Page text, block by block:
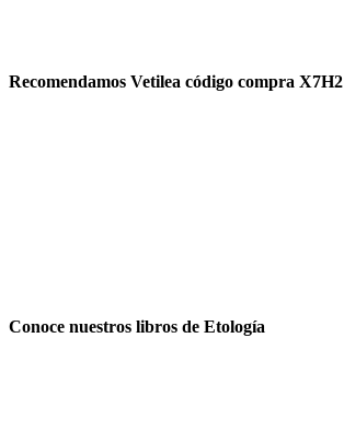
Recomendamos Vetilea código compra X7H2
Conoce nuestros libros de Etología